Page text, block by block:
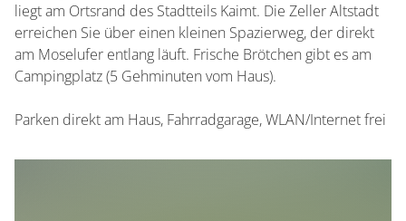
liegt am Ortsrand des Stadtteils Kaimt. Die Zeller Altstadt
erreichen Sie über einen kleinen Spazierweg, der direkt
am Moselufer entlang läuft. Frische Brötchen gibt es am
Campingplatz (5 Gehminuten vom Haus).
Parken direkt am Haus, Fahrradgarage, WLAN/Internet frei